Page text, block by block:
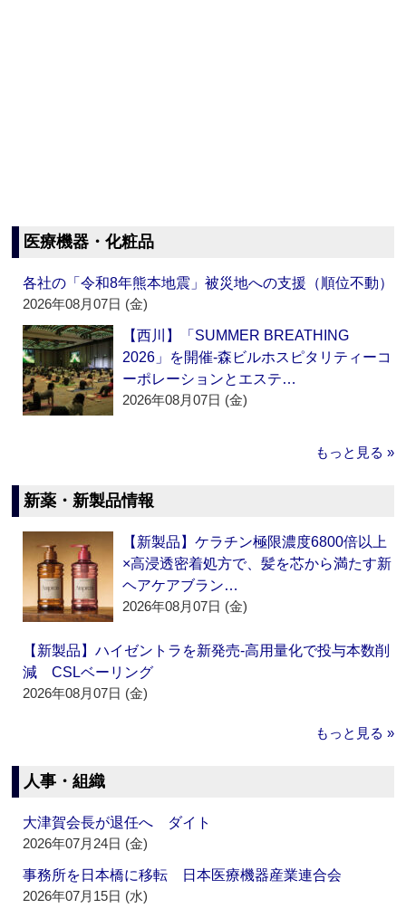
医療機器・化粧品
各社の「令和8年熊本地震」被災地への支援（順位不動）
2026年08月07日 (金)
【西川】「SUMMER BREATHING
2026」を開催‐森ビルホスピタリティーコ
ーポレーションとエステ…
2026年08月07日 (金)
もっと見る »
新薬・新製品情報
【新製品】ケラチン極限濃度6800倍以上
×高浸透密着処方で、髪を芯から満たす新
ヘアケアブラン…
2026年08月07日 (金)
【新製品】ハイゼントラを新発売‐高用量化で投与本数削
減 CSLベーリング
2026年08月07日 (金)
もっと見る »
人事・組織
大津賀会長が退任へ ダイト
2026年07月24日 (金)
事務所を日本橋に移転 日本医療機器産業連合会
2026年07月15日 (水)